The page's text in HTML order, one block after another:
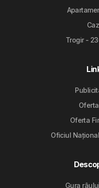
Trogir -
Oferta
Oficiul
Gura